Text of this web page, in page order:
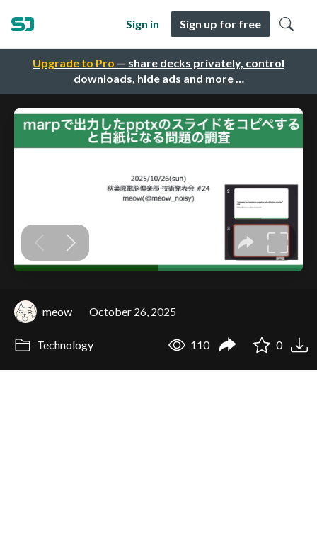
Upgrade to Pro — share decks privately, control
downloads, hide ads and more …
Sign in Sign up for free
meow October 26, 2025
Technology 110 0